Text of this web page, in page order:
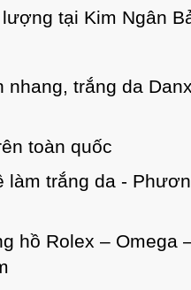
tại Kim Ngân
nhang, trắng da
toàn quốc
làm trắng da -
hồ Rolex – Omega